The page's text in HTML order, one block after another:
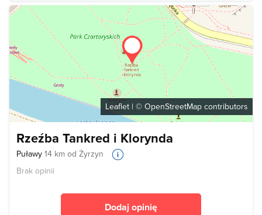
Leaflet | © OpenStreetMap contributors
Rzeźba Tankred i Klorynda
Puławy 14 km od Żyrzyn
Brak opinii
Dodaj opinię